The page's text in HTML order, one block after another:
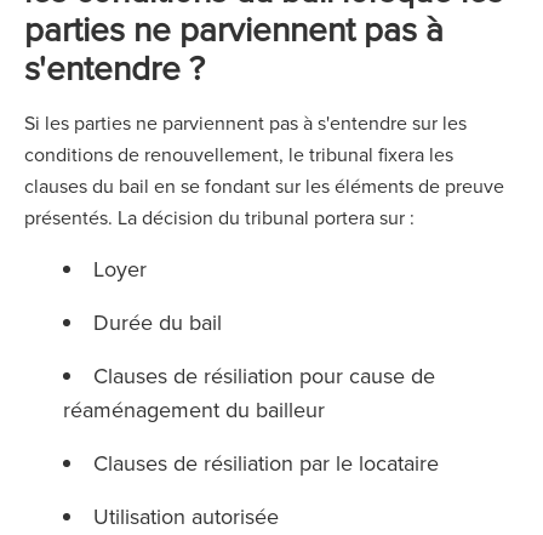
parties ne parviennent pas à
s'entendre ?
Si les parties ne parviennent pas à s'entendre sur les
conditions de renouvellement, le tribunal fixera les
clauses du bail en se fondant sur les éléments de preuve
présentés. La décision du tribunal portera sur :
Loyer
Durée du bail
Clauses de résiliation pour cause de
réaménagement du bailleur
Clauses de résiliation par le locataire
Utilisation autorisée